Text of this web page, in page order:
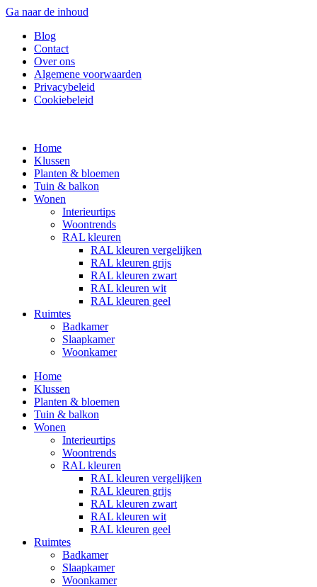
Ga naar de inhoud
Blog
Contact
Over ons
Algemene voorwaarden
Privacybeleid
Cookiebeleid
Home
Klussen
Planten & bloemen
Tuin & balkon
Wonen
Interieurtips
Woontrends
RAL kleuren
RAL kleuren vergelijken
RAL kleuren grijs
RAL kleuren zwart
RAL kleuren wit
RAL kleuren geel
Ruimtes
Badkamer
Slaapkamer
Woonkamer
Home
Klussen
Planten & bloemen
Tuin & balkon
Wonen
Interieurtips
Woontrends
RAL kleuren
RAL kleuren vergelijken
RAL kleuren grijs
RAL kleuren zwart
RAL kleuren wit
RAL kleuren geel
Ruimtes
Badkamer
Slaapkamer
Woonkamer